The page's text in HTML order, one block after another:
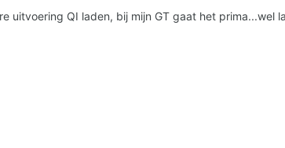
uitvoering QI laden, bij mijn GT gaat het prima...wel